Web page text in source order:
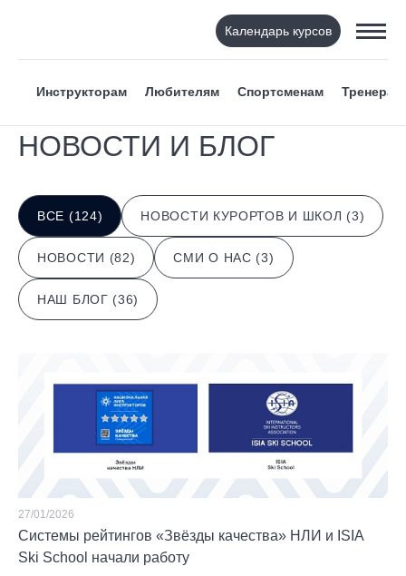
Календарь курсов
Инструкторам Любителям Спортсменам Тренерам
НОВОСТИ И БЛОГ
ВСЕ (124) НОВОСТИ КУРОРТОВ И ШКОЛ (3)
НОВОСТИ (82) СМИ О НАС (3)
НАШ БЛОГ (36)
Системы рейтингов «Звёзды качества» НЛИ и ISIA
Ski School начали работу
27/01/2026